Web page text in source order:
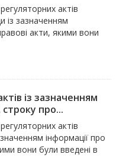
актів
із зазначенням
акти, якими вони
із зазначенням
про...
актів
інформації про
вони були введені в